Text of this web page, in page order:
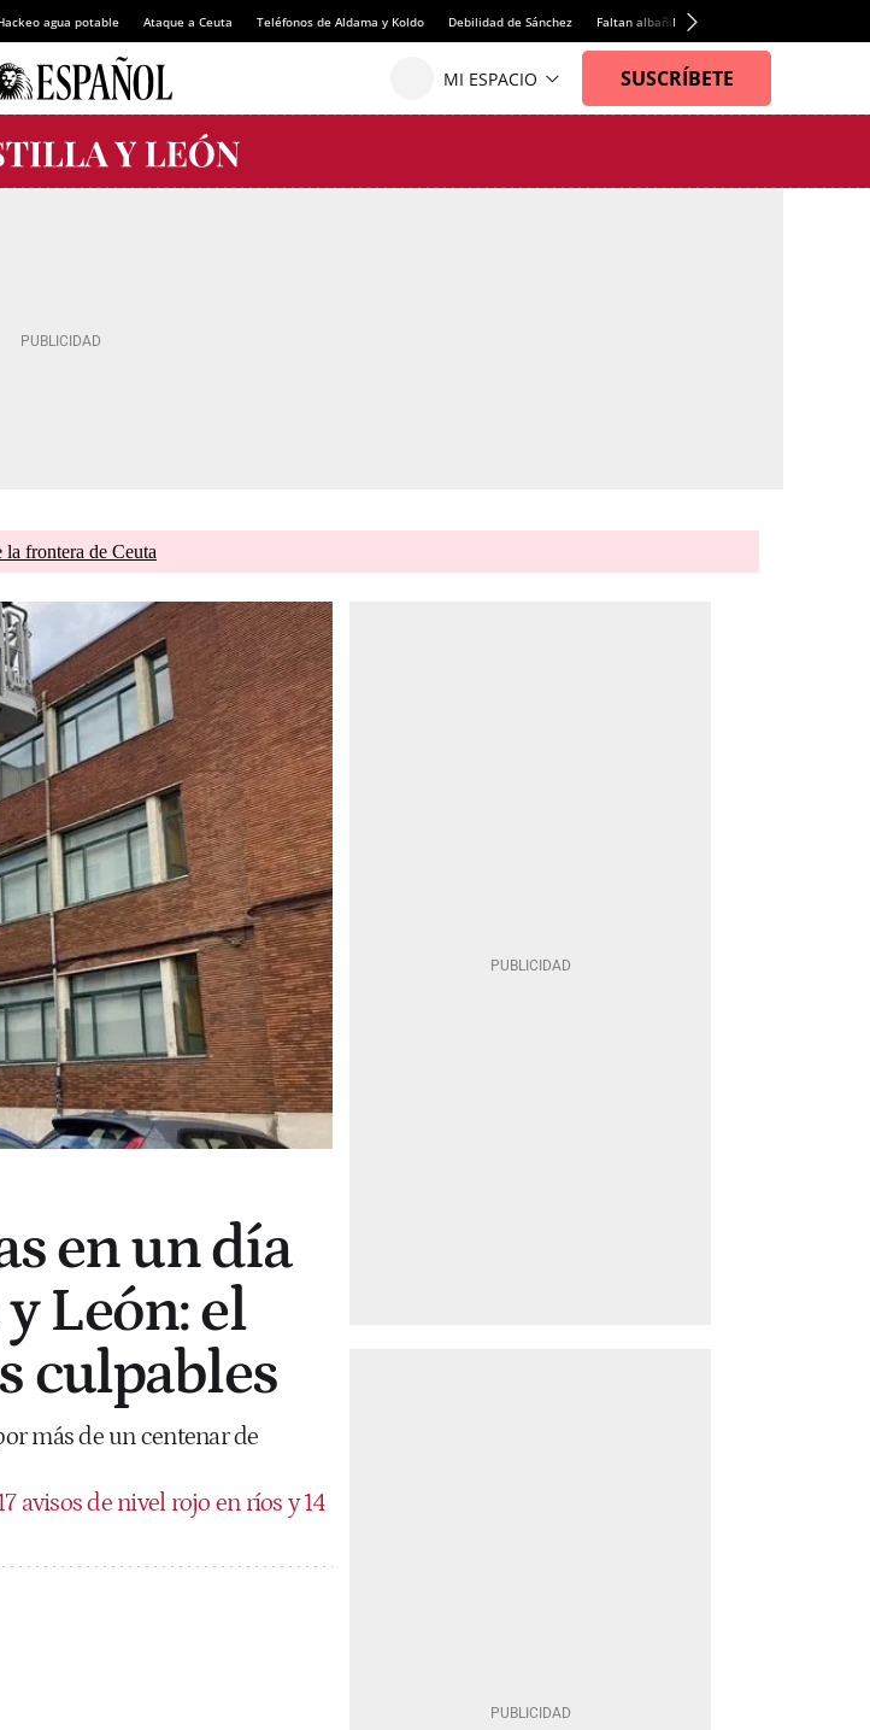
agua potable Ataque a Ceuta Teléfonos de Aldama y Koldo Debilidad de Sánchez Faltan albañiles
frontera de Ceuta
en un día
León: el
culpables
más de un centenar de
avisos de nivel rojo en ríos y 14